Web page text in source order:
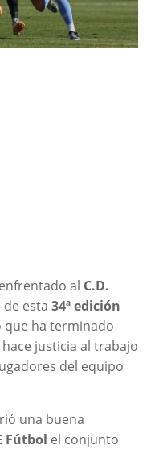
al C.D.
esta 34ª edición
que ha terminado
justicia al trabajo
del equipo
una buena
Fútbol el conjunto